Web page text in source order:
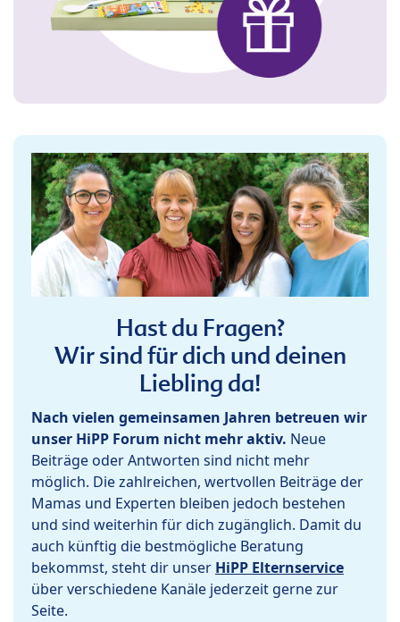
Hast du Fragen?
Wir sind für dich und deinen
Liebling da!
Nach vielen gemeinsamen Jahren betreuen wir
unser HiPP Forum nicht mehr aktiv. Neue
Beiträge oder Antworten sind nicht mehr
möglich. Die zahlreichen, wertvollen Beiträge der
Mamas und Experten bleiben jedoch bestehen
und sind weiterhin für dich zugänglich. Damit du
auch künftig die bestmögliche Beratung
bekommst, steht dir unser HiPP Elternservice
über verschiedene Kanäle jederzeit gerne zur
Seite.